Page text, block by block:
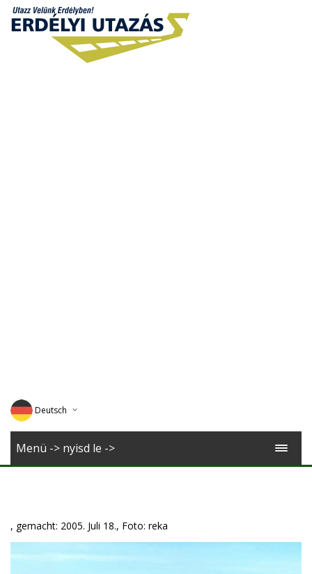
Deutsch
English
Menü -> nyisd le ->
, gemacht: 2005. Juli 18., Foto: reka